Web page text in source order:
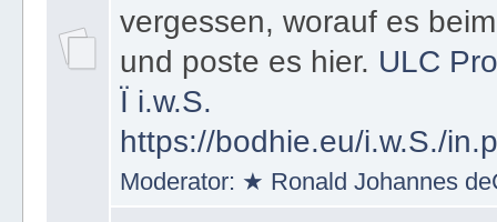
vergessen, worauf es
und poste es hier. ULC
Ï i.w.S.
https://bodhie.eu/i.w.S./
Moderator: ★ Ronald Johannes